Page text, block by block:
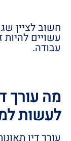
חשוב לציין
עשויים
עבודה.
מה עורך
לעשות
עורך דין